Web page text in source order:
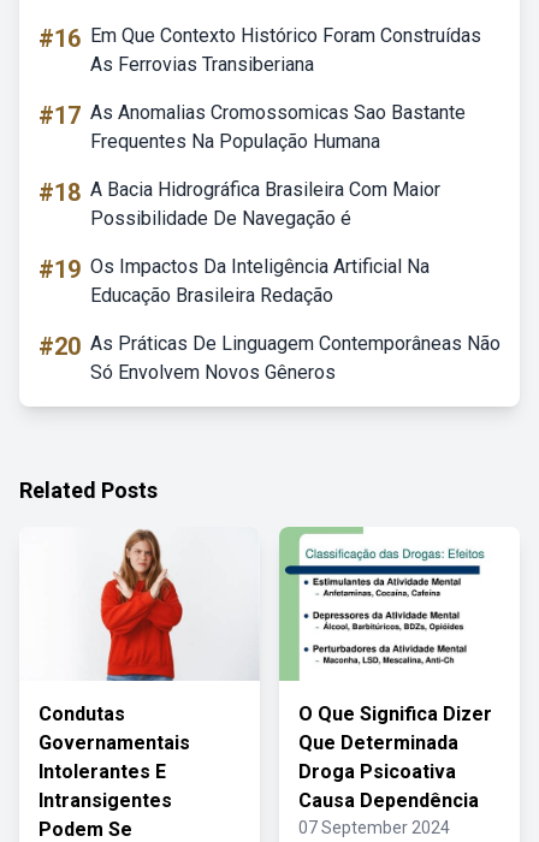
#16 Em Que Contexto Histórico Foram Construídas
As Ferrovias Transiberiana
#17 As Anomalias Cromossomicas Sao Bastante
Frequentes Na População Humana
#18 A Bacia Hidrográfica Brasileira Com Maior
Possibilidade De Navegação é
#19 Os Impactos Da Inteligência Artificial Na
Educação Brasileira Redação
#20 As Práticas De Linguagem Contemporâneas Não
Só Envolvem Novos Gêneros
Related Posts
Condutas
Governamentais
Intolerantes E
Intransigentes
Podem Se
O Que Significa Dizer
Que Determinada
Droga Psicoativa
Causa Dependência
07 September 2024